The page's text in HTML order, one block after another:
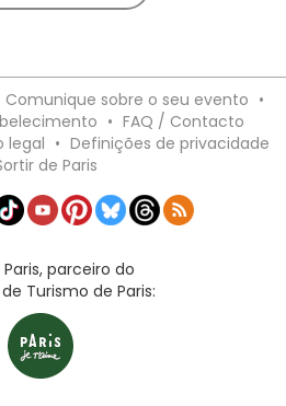
Comunique sobre o seu evento •
• FAQ / Contacto
legal • Definições de privacidade
de Paris
parceiro do
Turismo de Paris: